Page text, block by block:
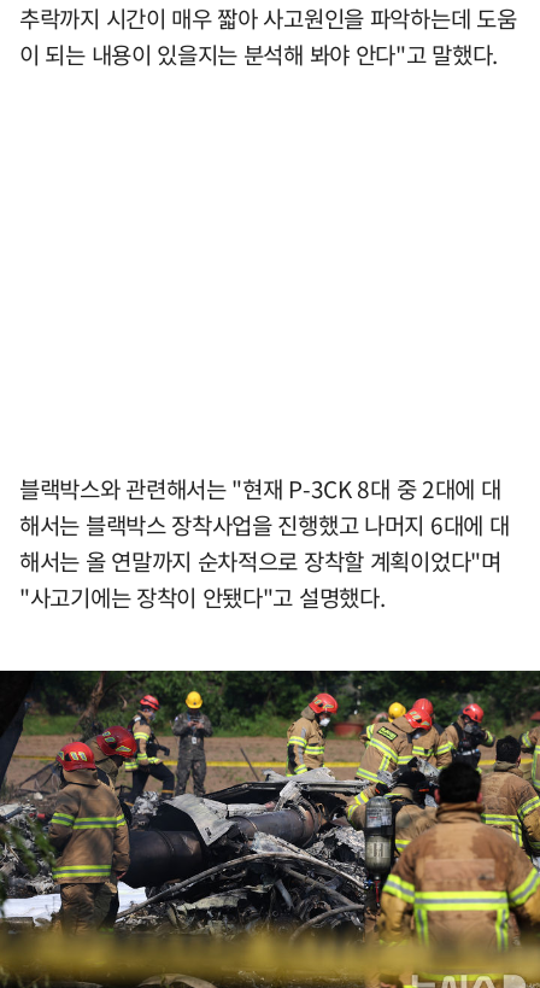
추락까지 시간이 매우 짧아 사고원인을 파악하는데 도움
이 되는 내용이 있을지는 분석해 봐야 안다"고 말했다.
블랙박스와 관련해서는 "현재 P-3CK 8대 중 2대에 대
해서는 블랙박스 장착사업을 진행했고 나머지 6대에 대
해서는 올 연말까지 순차적으로 장착할 계획이었다"며
"사고기에는 장착이 안됐다"고 설명했다.